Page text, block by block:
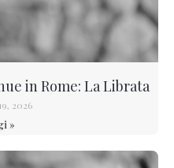
in Rome: La Librata
2026
»